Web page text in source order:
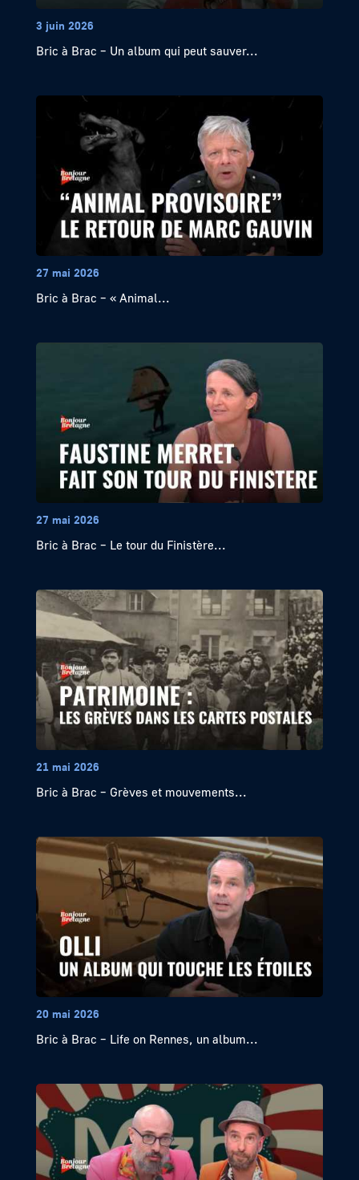
3 juin 2026
Bric à Brac – Un album qui peut sauver...
27 mai 2026
Bric à Brac – « Animal...
27 mai 2026
Bric à Brac – Le tour du Finistère...
21 mai 2026
Bric à Brac – Grèves et mouvements...
20 mai 2026
Bric à Brac – Life on Rennes, un album...